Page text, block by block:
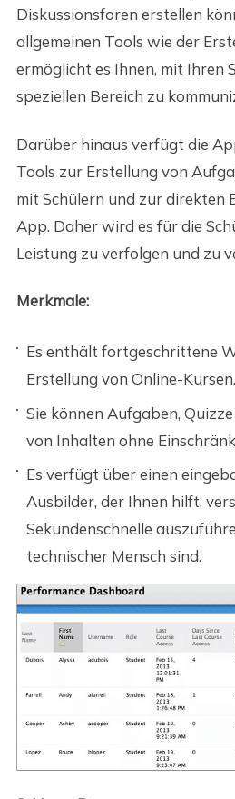
Diskussionsforen erstellen
allgemeinen Tools wie der
ermöglicht es Ihnen, mit Ihren
speziellen Bereich zu
Darüber hinaus verfügt die
Tools zur Erstellung von
mit Schülern und zur direkten
App. Daher wird es für die
Leistung zu verfolgen und zu
Merkmale:
Es enthält fortgeschrittene
Erstellung von Online-Kursen.
Sie können Aufgaben,
von Inhalten ohne
Es verfügt über einen
Ausbilder, der Ihnen hilft,
Sekundenschnelle
technischer Mensch sind.